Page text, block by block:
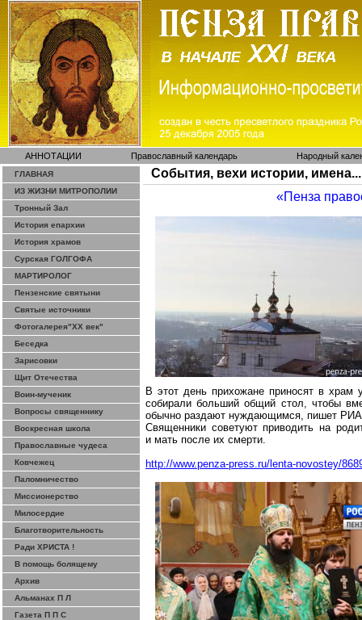
АННОТАЦИИ Православный календарь Народный
ГЛАВНАЯ
ИЗ ЖИЗНИ МИТРОПОЛИИ
Тронный Зал
История епархии
История храмов
Сурская ГОЛГОФА
МАРТИРОЛОГ
Пензенские святыни
Святые источники
Фотогалерея"ХХ век"
Беседка
Зарисовки
Щит Отечества
Воин-мученик
Вопросы священнику
Воскресная школа
Православные чудеса
Ковчежец
Паломничество
Миссионерство
Милосердие
Благотворительность
Ради ХРИСТА !
В помощь болящему
Архив
Альманах П Л
Газета П П С
События, вехи истории, имена...
«Пенза
В этот день прихожане приносят в храм
собирали больший общий стол, чтобы
обычно раздают нуждающимся, пишет
Священники советуют приводить на
и мать после их смерти.
http://www.penza-press.ru/lenta-novostey/